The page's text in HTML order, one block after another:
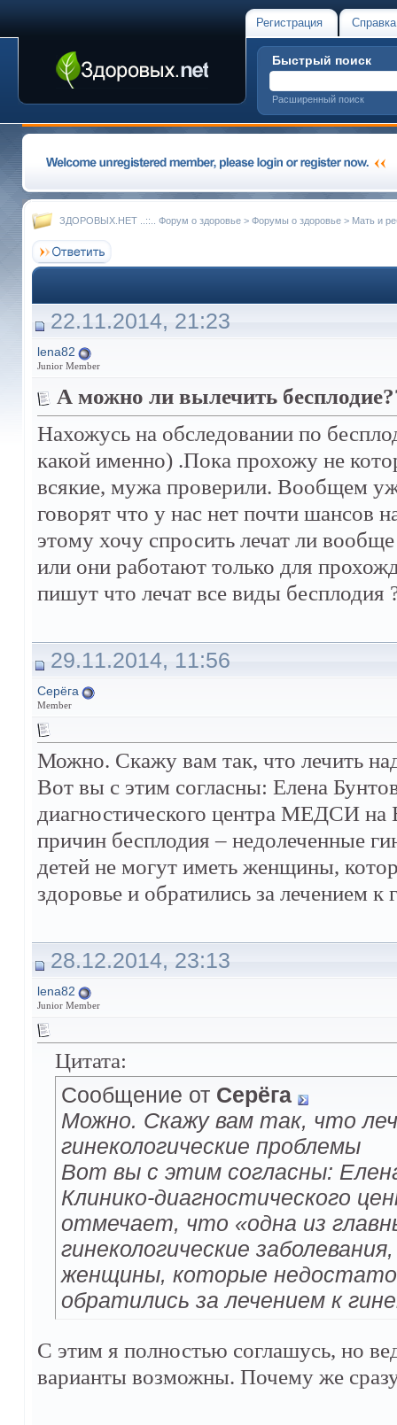
Регистрация Справка
Быстрый поиск
Расширенный поиск
ЗДОРОВЫХ.НЕТ ..::.. Форум о здоровье > Форумы о здоровье > Мать и
22.11.2014, 21:23
lena82
Junior Member
А можно ли вылечить
Нахожусь на обследовании по
какой именно) .Пока прохожу не
всякие, мужа проверили. Вообщем
говорят что у нас нет почти шансов
этому хочу спросить лечат ли
или они работают только для
пишут что лечат все виды бесплодия
29.11.2014, 11:56
Серёга
Member
Можно. Скажу вам так, что лечить
Вот вы с этим согласны: Елена
диагностического центра МЕДСИ на
причин бесплодия – недолеченные
детей не могут иметь женщины,
здоровье и обратились за лечением
28.12.2014, 23:13
lena82
Junior Member
Цитата:
Сообщение от Серёга
Можно. Скажу вам так, что
гинекологические проблемы
Вот вы с этим согласны:
Клинико-диагностического
отмечает, что «одна из
гинекологические
женщины, которые
обратились за лечением к
С этим я полностью соглашусь, но
варианты возможны. Почему же